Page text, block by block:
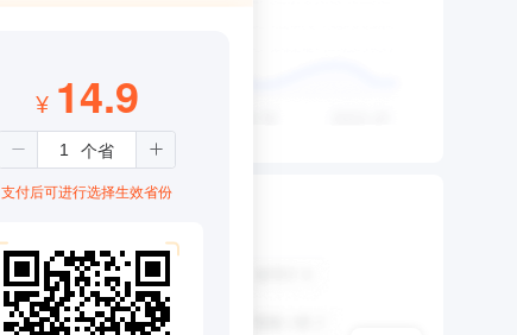
¥ 14.9
支付后可进行选择生效省份